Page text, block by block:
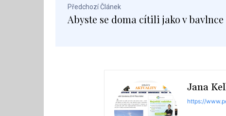
Předchozí Článek
Abyste se doma cítili jako v bavlnce
Jana
https://